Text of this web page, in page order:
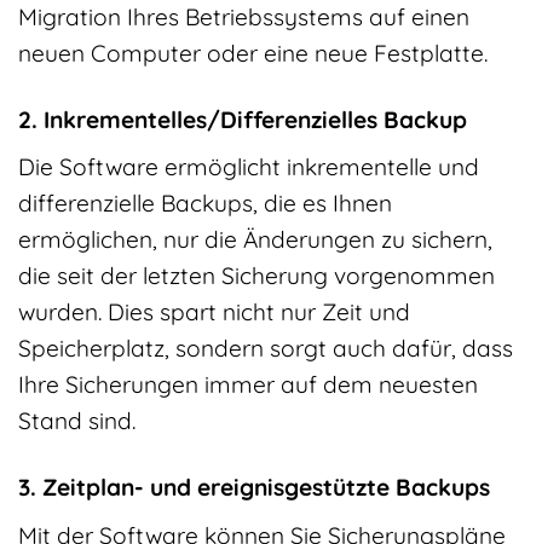
Migration Ihres Betriebssystems auf einen
neuen Computer oder eine neue Festplatte.
2. Inkrementelles/Differenzielles Backup
Die Software ermöglicht inkrementelle und
differenzielle Backups, die es Ihnen
ermöglichen, nur die Änderungen zu sichern,
die seit der letzten Sicherung vorgenommen
wurden. Dies spart nicht nur Zeit und
Speicherplatz, sondern sorgt auch dafür, dass
Ihre Sicherungen immer auf dem neuesten
Stand sind.
3. Zeitplan- und ereignisgestützte Backups
Mit der Software können Sie Sicherungspläne